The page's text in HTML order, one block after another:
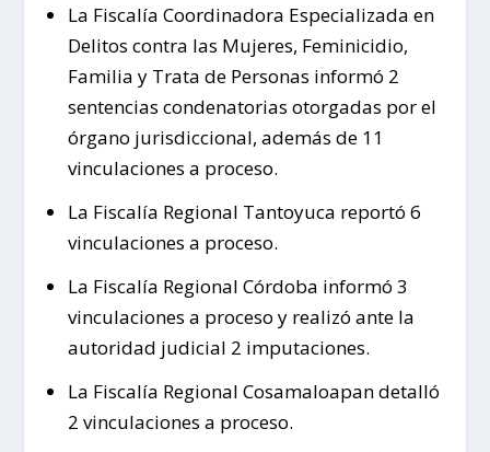
La Fiscalía Coordinadora Especializada en
Delitos contra las Mujeres, Feminicidio,
Familia y Trata de Personas informó 2
sentencias condenatorias otorgadas por el
órgano jurisdiccional, además de 11
vinculaciones a proceso.
La Fiscalía Regional Tantoyuca reportó 6
vinculaciones a proceso.
La Fiscalía Regional Córdoba informó 3
vinculaciones a proceso y realizó ante la
autoridad judicial 2 imputaciones.
La Fiscalía Regional Cosamaloapan detalló
2 vinculaciones a proceso.